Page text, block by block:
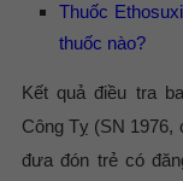
Thuốc
thuốc nào?
Kết quả điều tra
Công Tỵ (SN 1976,
đưa đón trẻ có